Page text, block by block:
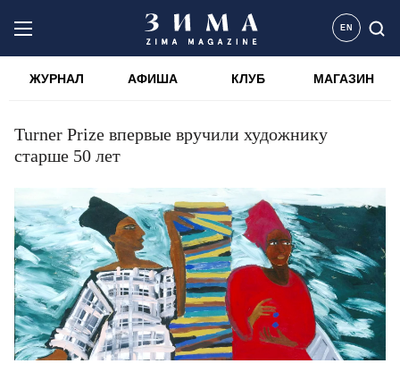
EN
ЖУРНАЛ АФИША КЛУБ МАГАЗИН
Turner Prize впервые вручили художнику
старше 50 лет